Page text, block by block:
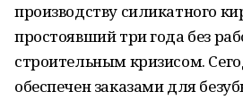
производству силикатного
простоявший три года без
строительным кризисом.
обеспечен заказами для